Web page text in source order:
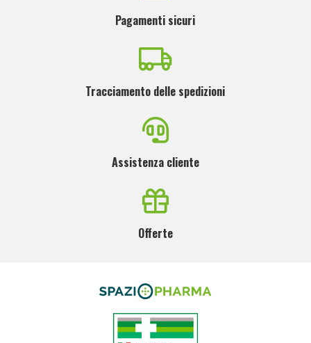
Pagamenti sicuri
Tracciamento delle spedizioni
Assistenza cliente
Offerte